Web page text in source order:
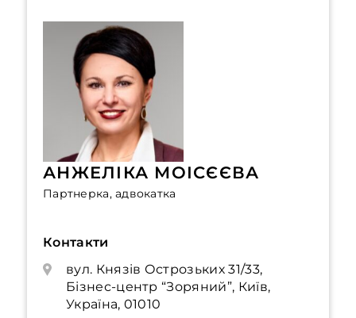
АНЖЕЛІКА МОІСЄЄВА
Партнерка, адвокатка
Контакти
вул. Князів Острозьких 31/33,
Бізнес-центр “Зоряний”, Київ,
Україна, 01010